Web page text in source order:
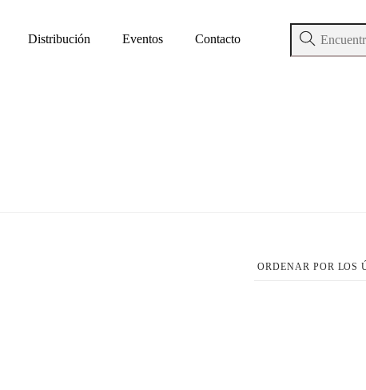
Distribución Eventos Contacto